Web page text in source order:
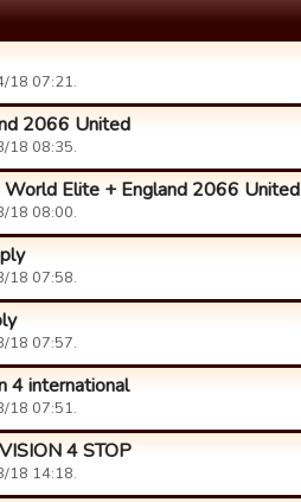
18 07:21.
2066 United
18 08:35.
World Elite + England 2066 United
18 08:00.
18 07:58.
18 07:57.
4 international
18 07:51.
4 STOP
18 14:18.